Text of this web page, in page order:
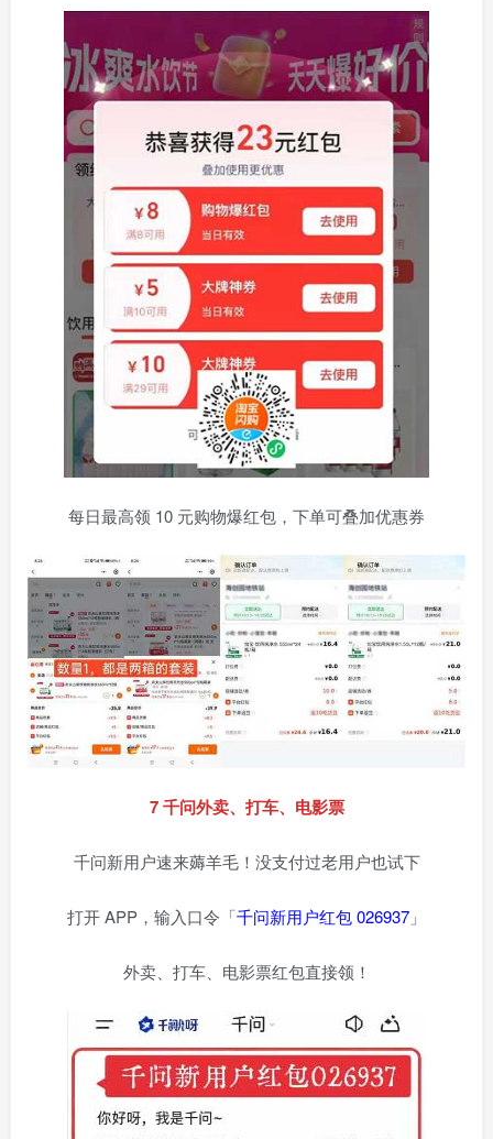
每日最高领 10 元购物爆红包，下单可叠加优惠券
7 千问外卖、打车、电影票
千问新用户速来薅羊毛！没支付过老用户也试下
打开 APP，输入口令「千问新用户红包 026937 」
外卖、打车、电影票红包直接领！